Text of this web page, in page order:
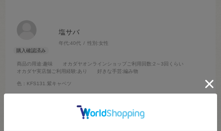
塩サバ
年代:40代 性別:女性
商品の用途:趣味 オカダヤオンラインショップご利用回数:2～3回くらい
オカダヤ実店舗ご利用経験:あり 好きな手芸:編み物
色：KFS131.紫キャベツ